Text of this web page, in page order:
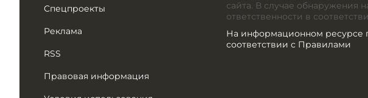
Спецпроекты
Реклама
RSS
Правовая информация
сайта. В случае обнаружения
ответственности в
На информационном ресурсе
соответствии с Правилами